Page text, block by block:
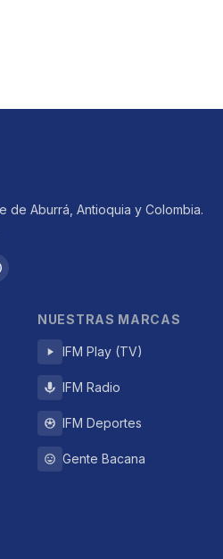
de Aburrá, Antioquia y Colombia.
NUESTRAS MARCAS
IFM Play (TV)
IFM Radio
IFM Deportes
Gente Bacana